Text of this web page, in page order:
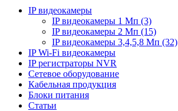
IP видеокамеры
IP видеокамеры 1 Мп (3)
IP видеокамеры 2 Мп (15)
IP видеокамеры 3,4,5,8 Мп (32)
IP Wi-Fi видеокамеры
IP регистраторы NVR
Сетевое оборудование
Кабельная продукция
Блоки питания
Статьи